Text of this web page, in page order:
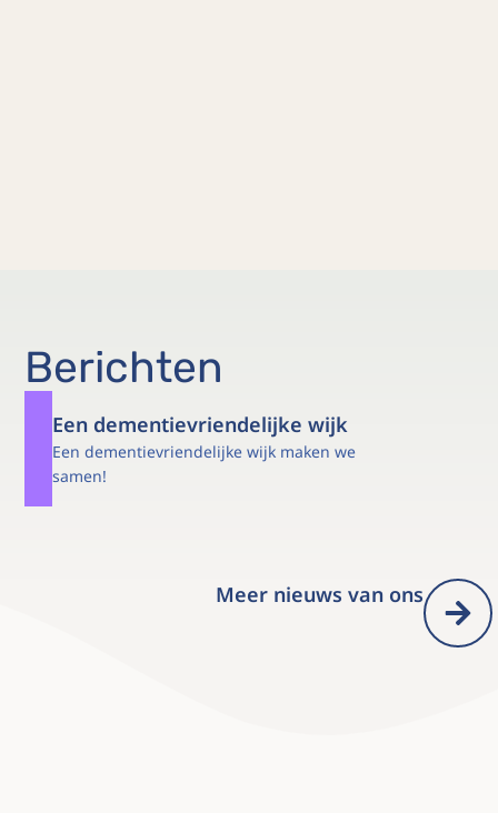
Berichten
Een dementievriendelijke wijk
Een dementievriendelijke wijk maken we
samen!
Meer nieuws van ons